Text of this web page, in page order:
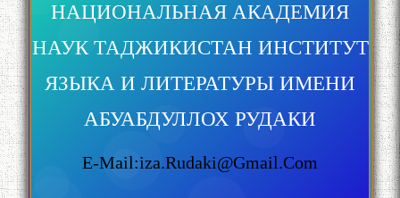
НАЦИОНАЛЬНАЯ АКАДЕМИЯ
НАУК ТАДЖИКИСТАН ИНСТИТУТ
ЯЗЫКА И ЛИТЕРАТУРЫ ИМЕНИ
АБУАБДУЛЛОХ РУДАКИ
E-Mail:iza.rudaki@gmail.com